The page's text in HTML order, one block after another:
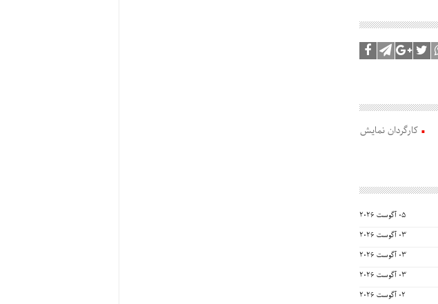
کارگردان نمایش
05 آگوست 2026
03 آگوست 2026
03 آگوست 2026
03 آگوست 2026
02 آگوست 2026